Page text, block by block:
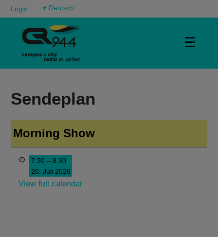
Login ▾
☰
Sendeplan
Morning Show
7:30 – 8:30
20. Juli 2026
View full calendar